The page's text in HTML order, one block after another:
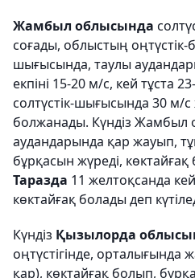
Жамбыл облысында
соғады, облыстың оңтүстік-
шығысында, таулы
екпіні 15-20 м/с, кей тұста
солтүстік-шығысында 30 м/
болжанады. Күндіз Жамбыл
аудандарында қар жауып,
бұрқасын жүреді, көктайғақ
Таразда 11 желтоқсанда
көктайғақ болады деп
Күндіз Қызылорда
оңтүстігінде,
қар), көктайғақ болып,